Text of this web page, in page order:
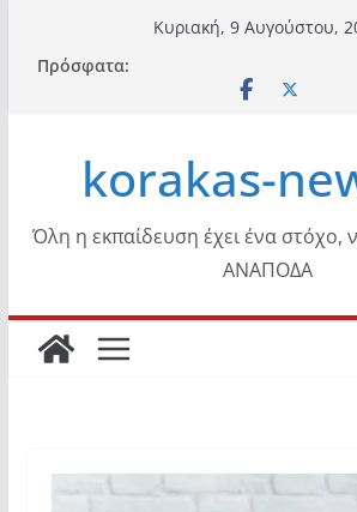
περιεχόμενο
Κυριακή, 9 Αυγούστου,
Πρόσφατα:
korakas-
Όλη η εκπαίδευση έχει ένα στόχο,
ΑΝΑΠΟΔΑ